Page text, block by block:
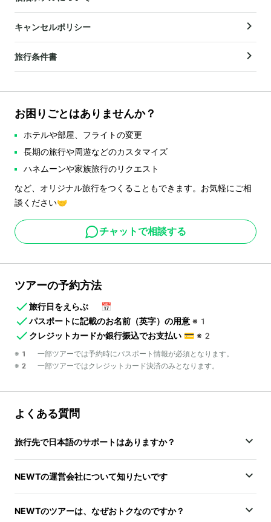
キャンセルポリシー
旅行条件書
お困りごとはありませんか？
ホテルや部屋、フライトの変更
長期の旅行や周遊などのカスタマイズ
ハネムーンや家族旅行のリクエスト
など、オリジナル旅行をつくることもできます。お気軽にご相
談ください🤝
チャットで相談する
ツアーの予約方法
旅行日をえらぶ
📅
パスポートに記載のお名前（英字）の用意 ※1
クレジットカードか銀行振込でお支払い 💳 ※2
※1 一部ツアーでは予約時にパスポート情報が必須となります。
※2 一部ツアーではクレジットカード決済のみとなります。
よくある質問
旅行先で日本語のサポートはありますか？
NEWTの運営会社について知りたいです
NEWTのツアーは、なぜおトクなのですか？